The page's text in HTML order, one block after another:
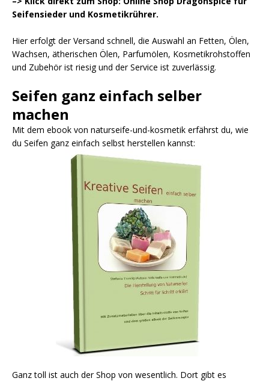
Seifensieder und Kosmetikrührer.
Hier erfolgt der Versand schnell, die Auswahl an Fetten, Ölen,
Wachsen, ätherischen Ölen, Parfumölen, Kosmetikrohstoffen
und Zubehör ist riesig und der Service ist zuverlässig.
Seifen ganz einfach selber
machen
Mit dem ebook von naturseife-und-kosmetik erfährst du, wie
du Seifen ganz einfach selbst herstellen kannst:
Ganz toll ist auch der Shop von wesentlich. Dort gibt es